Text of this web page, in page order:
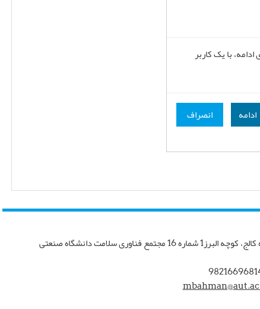
با یک کاربر
ادامه انصراف
تهران، چهار راه کالج، کوچه البرز1 شماره 16 مجتمع فناوری سلامت دانشگاه صنعتی